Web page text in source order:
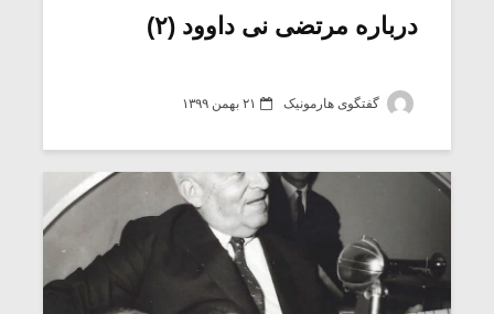
درباره مرتضی نی داوود (۲)
گفتگوی هارمونیک ۲۱ بهمن ۱۳۹۹
شیش و نیم»
اگر نمی توانی
مشهورترین باشی،
بدنام ترین باش
موسیقی